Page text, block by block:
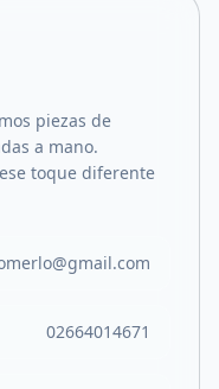
piezas de
a mano.
toque diferente
02664014671